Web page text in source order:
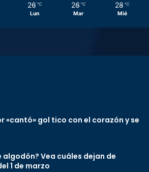
26 ℃
Lun
26 ℃
Mar
28 ℃
Mié
«cantó» gol tico con el corazón y se
algodón? Vea cuáles dejan de
1 de marzo